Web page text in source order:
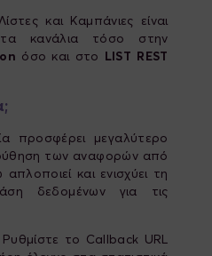
και Καμπάνιες είναι
κανάλια τόσο στην
όσο και στο LIST REST
προσφέρει μεγαλύτερο
των αναφορών από
και ενισχύει τη
δεδομένων για τις
Ρυθμίστε το Callback URL